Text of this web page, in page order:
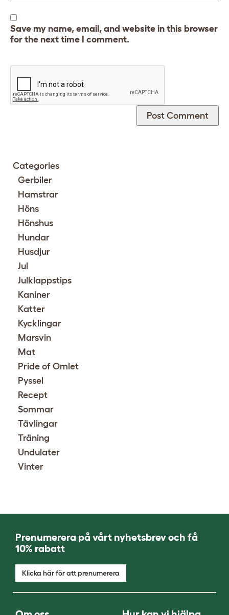
Save my name, email, and website in this browser
for the next time I comment.
Categories
Gerbiler
Hamstrar
Höns
Hönshus
Hundar
Husdjur
Jul
Julklappstips
Kaniner
Katter
Kycklingar
Marsvin
Mat
Pride of Omlet
Pyssel
Recept
Sommar
Tävlingar
Träning
Undulater
Vinter
Prenumerera på vårt nyhetsbrev och få
10% rabatt
Klicka här för att prenumerera